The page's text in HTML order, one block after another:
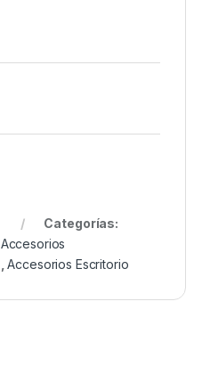
Categorías:
Accesorios
,Accesorios Escritorio